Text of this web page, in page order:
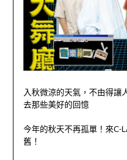
入秋微涼的天氣，不由得讓
去那些美好的回憶
今年的秋天不再孤單！來C-
舊！